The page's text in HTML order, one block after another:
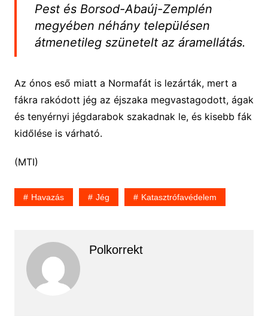
Pest és Borsod-Abaúj-Zemplén
megyében néhány településen
átmenetileg szünetelt az áramellátás.
Az ónos eső miatt a Normafát is lezárták, mert a
fákra rakódott jég az éjszaka megvastagodott, ágak
és tenyérnyi jégdarabok szakadnak le, és kisebb fák
kidőlése is várható.
(MTI)
Havazás Jég Katasztrófavédelem
Polkorrekt